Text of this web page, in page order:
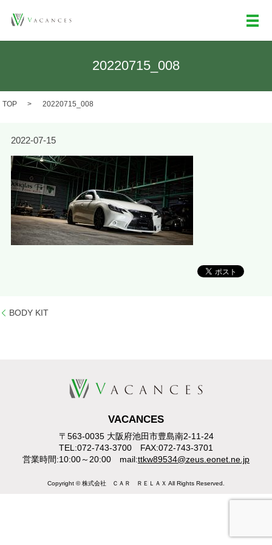
メ
20220715_008
TOP 20220715_008
2022-07-15
BODY KIT
VACANCES
〒563-0035 大阪府池田市豊島南2-11-24
TEL:072-743-3700 FAX:072-743-3701
営業時間:10:00～20:00 mail:ttkw89534@zeus.eonet.ne.jp
Copyright © 株式会社 ＣＡＲ ＲＥＬＡＸ All Rights Reserved.